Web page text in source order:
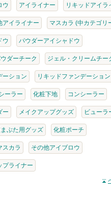
ウ アイライナー リキッドアイラ
アイライナー マスカラ (中カテゴリ
ウ パウダーアイシャドウ
ダーチーク ジェル・クリームチー
ーション リキッドファンデーション
ーラー 化粧下地 コンシーラー
ー メイクアップグッズ ビューラ
ぶた用グッズ 化粧ポーチ
スカラ その他アイブロウ
プライナー